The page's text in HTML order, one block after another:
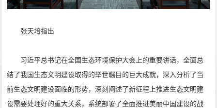
张天培指出
习近平总书记在全国生态环境保护大会上的重要讲话，全面总
结了我国生态文明建设取得的举世瞩目的巨大成就，深入分析了当
前生态文明建设面临的形势，深刻阐述了新征程上推进生态文明建
设需要处理好的重大关系，系统部署了全面推进美丽中国建设的战